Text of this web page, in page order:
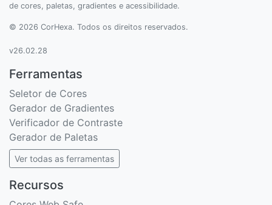
de cores, paletas, gradientes e acessibilidade.
© 2026 CorHexa. Todos os direitos reservados.
v26.02.28
Ferramentas
Seletor de Cores
Gerador de Gradientes
Verificador de Contraste
Gerador de Paletas
Ver todas as ferramentas
Recursos